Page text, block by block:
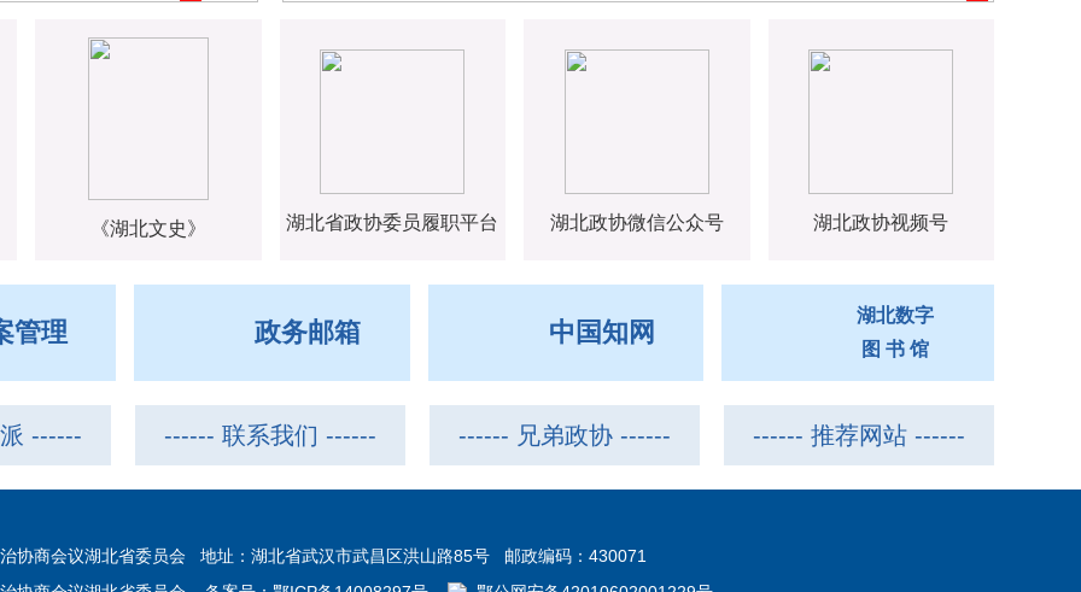
《湖北文史》 湖北省政协委员履职平台 湖北政协微信公众号 湖北政协视频号
管理 政务邮箱 中国知网
湖北数字
图 书 馆
------ ------ 联系我们 ------ ------ 兄弟政协 ------ ------ 推荐网站 ------
协商会议湖北省委员会 地址：湖北省武汉市武昌区洪山路85号 邮政编码：430071